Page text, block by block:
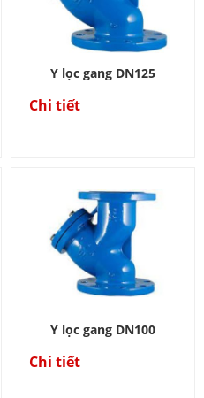
Y lọc gang DN125
Chi tiết
Y lọc gang DN100
Chi tiết